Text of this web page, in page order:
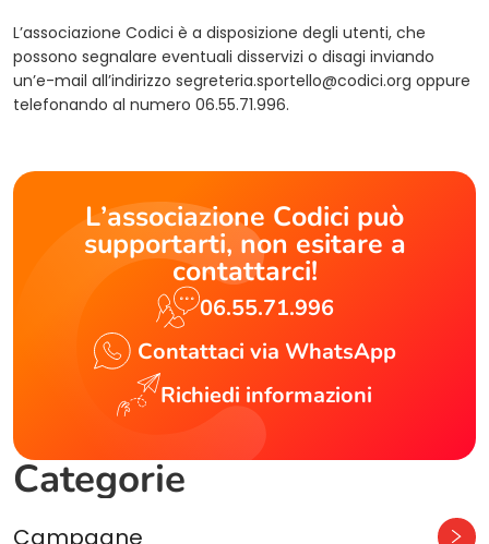
L’associazione Codici è a disposizione degli utenti, che
possono segnalare eventuali disservizi o disagi inviando
un’e-mail all’indirizzo segreteria.sportello@codici.org oppure
telefonando al numero 06.55.71.996.
L’associazione Codici può
supportarti, non esitare a
contattarci!
06.55.71.996
Contattaci via WhatsApp
Richiedi informazioni
Categorie
Campagne